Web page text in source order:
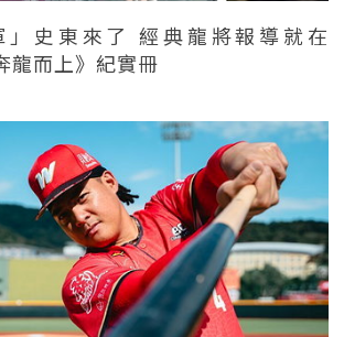
」史東來了 經典龍將報導就在
龍而上》紀實冊